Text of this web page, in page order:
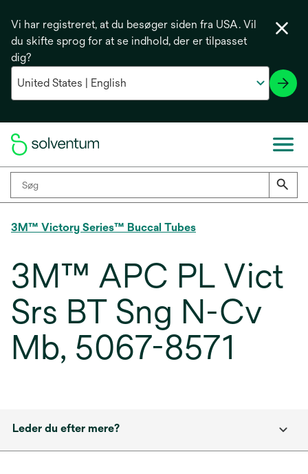
Vi har registreret, at du besøger siden fra USA. Vil
du skifte sprog for at se indhold, der er tilpasset
dig?
3M™ Victory Series™ Buccal Tubes
3M™ APC PL Vict
Srs BT Sng N-Cv
Mb, 5067-8571
Leder du efter mere?